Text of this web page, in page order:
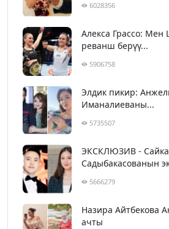
6028356
Алекса Грассо: Мен
реванш берүү...
5906758
Элдик пикир:
Иманалиеваны...
5735507
ЭКСКЛЮЗИВ -
Садыбакасованын
5666279
Назира Айтбекова
ачты